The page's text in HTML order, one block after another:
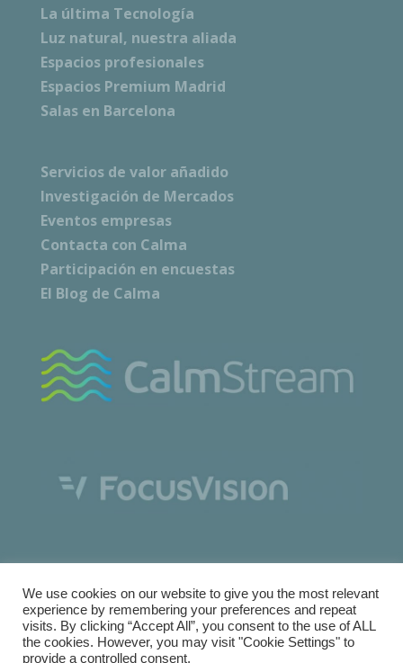
La última Tecnología
Luz natural, nuestra aliada
Espacios profesionales
Espacios Premium Madrid
Salas en Barcelona
Servicios de valor añadido
Investigación de Mercados
Eventos empresas
Contacta con Calma
Participación en encuestas
El Blog de Calma
Copyright © Calma Research & Facilities |
We use cookies on our website to give you the most relevant
experience by remembering your preferences and repeat
visits. By clicking “Accept All”, you consent to the use of ALL
the cookies. However, you may visit "Cookie Settings" to
provide a controlled consent.